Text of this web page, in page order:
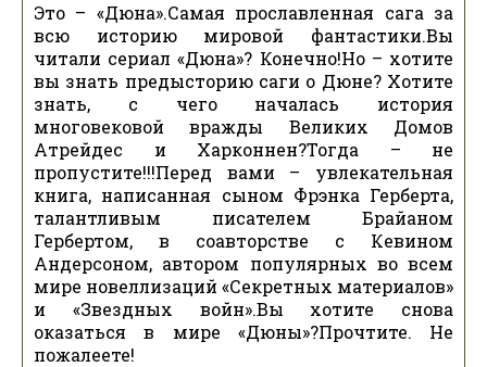
Это – «Дюна».Самая прославленная сага за
всю историю мировой фантастики.Вы
читали сериал «Дюна»? Конечно!Но – хотите
вы знать предысторию саги о Дюне? Хотите
знать, с чего началась история
многовековой вражды Великих Домов
Атрейдес и Харконнен?Тогда – не
пропустите!!!Перед вами – увлекательная
книга, написанная сыном Фрэнка Герберта,
талантливым писателем Брайаном
Гербертом, в соавторстве с Кевином
Андерсоном, автором популярных во всем
мире новеллизаций «Секретных материалов»
и «Звездных войн».Вы хотите снова
оказаться в мире «Дюны»?Прочтите. Не
пожалеете!